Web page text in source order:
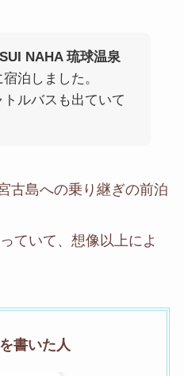
NAHA 琉球温泉
宿泊しました。
ルバスも出ていて
古島への乗り継ぎの前泊
ていて、想像以上によ
書いた人